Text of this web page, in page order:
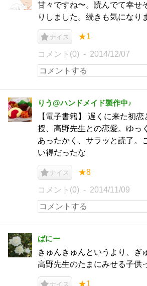
甘々ですね〜。読んでて幸せ
りしました。続きも気になり
ナイス ★1
コメント(0) 2014/12/07
りう@ハンドメイド製作中♪
【電子書籍】 遅くに来た初
授、高野先生との恋愛。ゆっ
あったかく、サラッと読了。
い得だったな
ナイス ★8
コメント(0) 2014/11/09
ばにー
きゅんきゅんというより、ぎ
高野先生のたまにみせる子
ナイス ★1